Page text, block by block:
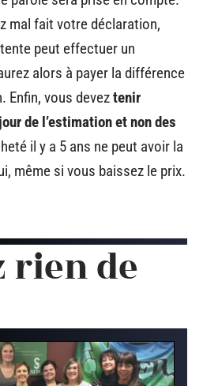
mal fait votre déclaration,
peut effectuer un
alors à payer la différence
Enfin, vous deveztenir
de l’estimation et non des
il y a 5 ans ne peut avoir la
même si vous baissez le prix.
rien de